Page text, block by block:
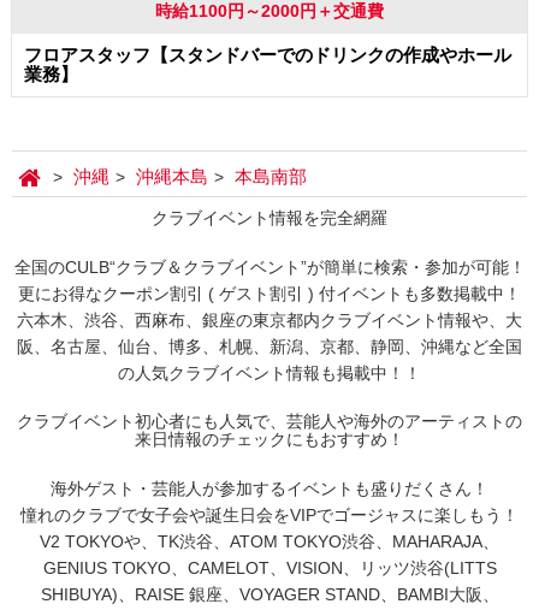
時給1100円～2000円＋交通費
フロアスタッフ【スタンドバーでのドリンクの作成やホール
業務】
沖縄 沖縄本島 本島南部
クラブイベント情報を完全網羅
全国のCULB“クラブ＆クラブイベント”が簡単に検索・参加が可能！
更にお得なクーポン割引 ( ゲスト割引 ) 付イベントも多数掲載中！
六本木、渋谷、西麻布、銀座の東京都内クラブイベント情報や、大
阪、名古屋、仙台、博多、札幌、新潟、京都、静岡、沖縄など全国
の人気クラブイベント情報も掲載中！！
クラブイベント初心者にも人気で、芸能人や海外のアーティストの
来日情報のチェックにもおすすめ！
海外ゲスト・芸能人が参加するイベントも盛りだくさん！
憧れのクラブで女子会や誕生日会をVIPでゴージャスに楽しもう！
V2 TOKYOや、TK渋谷、ATOM TOKYO渋谷、MAHARAJA、
GENIUS TOKYO、CAMELOT、VISION、リッツ渋谷(LITTS
SHIBUYA)、RAISE 銀座、VOYAGER STAND、BAMBI大阪、